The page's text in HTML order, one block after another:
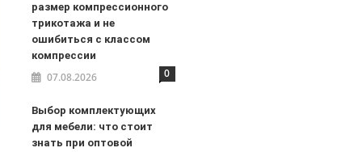
размер компрессионного
трикотажа и не
ошибиться с классом
компрессии
07.08.2026 0
Выбор комплектующих
для мебели: что стоит
знать при оптовой